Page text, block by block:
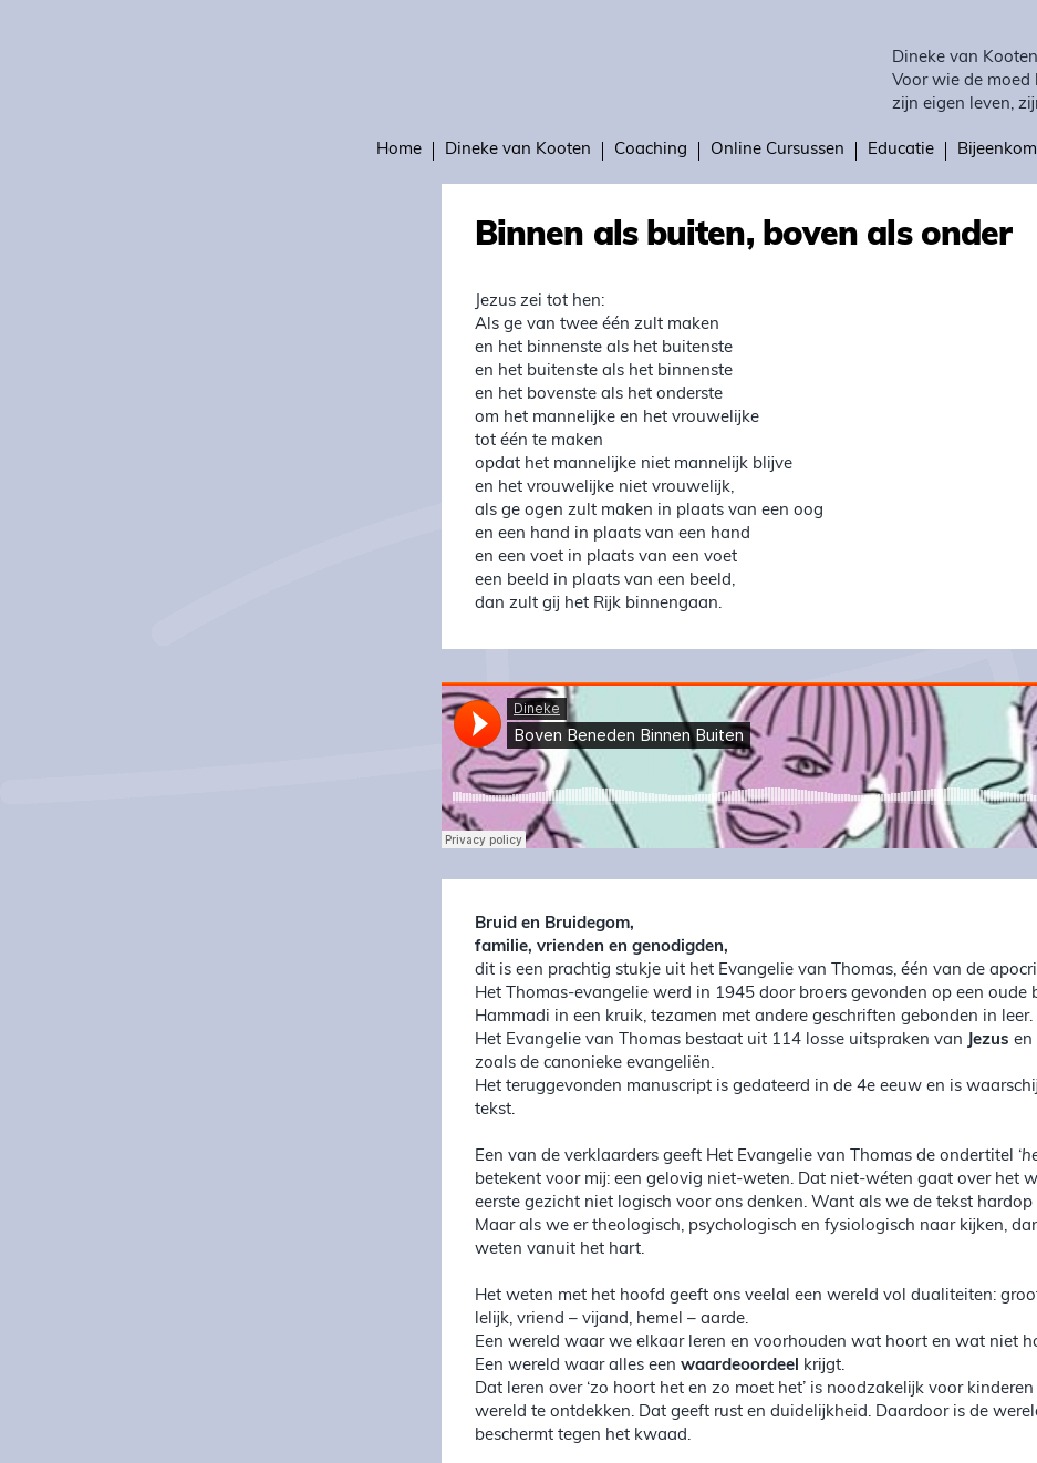
Dineke van Kooten
Voor wie de
zijn eigen leven,
Home Dineke van Kooten Coaching Online Cursussen Educatie
Binnen als buiten, boven als onder
Jezus zei tot hen:
Als ge van twee één zult maken
en het binnenste als het buitenste
en het buitenste als het binnenste
en het bovenste als het onderste
om het mannelijke en het vrouwelijke
tot één te maken
opdat het mannelijke niet mannelijk blijve
en het vrouwelijke niet vrouwelijk,
als ge ogen zult maken in plaats van een oog
en een hand in plaats van een hand
en een voet in plaats van een voet
een beeld in plaats van een beeld,
dan zult gij het Rijk binnengaan.
Bruid en Bruidegom,
familie, vrienden en genodigden,
dit is een prachtig stukje uit het Evangelie van Thomas, één van de
Het Thomas-evangelie werd in 1945 door broers gevonden op een
Hammadi in een kruik, tezamen met andere geschriften gebonden in leer.
Het Evangelie van Thomas bestaat uit 114 losse uitspraken van
Jezus en
zoals de canonieke evangeliën.
Het teruggevonden manuscript is gedateerd in de 4e eeuw en is
tekst.
Een van de verklaarders geeft Het Evangelie van Thomas de ondertitel ‘
betekent voor mij: een gelovig niet-weten. Dat niet-wéten gaat over het
eerste gezicht niet logisch voor ons denken. Want als we de tekst
Maar als we er theologisch, psychologisch en fysiologisch naar kijken,
weten vanuit het hart.
Het weten met het hoofd geeft ons veelal een wereld vol dualiteiten:
lelijk, vriend – vijand, hemel – aarde.
Een wereld waar we elkaar leren en voorhouden wat hoort en wat niet
Een wereld waar alles een waardeoordeel
krijgt.
Dat leren over ‘zo hoort het en zo moet het’ is noodzakelijk voor
wereld te ontdekken. Dat geeft rust en duidelijkheid. Daardoor is de
beschermt tegen het kwaad.